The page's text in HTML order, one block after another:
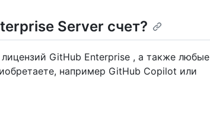
Server счет?
GitHub Enterprise , а также любые
например GitHub Copilot или